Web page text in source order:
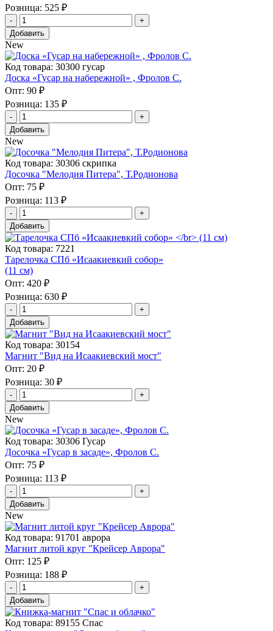
Розница: 525 ₽
Добавить
New
Код товара: 30300 гусар
Доска «Гусар на набережной» , Фролов С.
Опт: 90 ₽
Розница: 135 ₽
Добавить
New
Код товара: 30306 скрипка
Досочка "Мелодия Питера", Т.Родионова
Опт: 75 ₽
Розница: 113 ₽
Добавить
Код товара: 7221
Тарелочка СПб «Исаакиевкий собор»
(11 см)
Опт: 420 ₽
Розница: 630 ₽
Добавить
Код товара: 30154
Магнит "Вид на Исаакиевский мост"
Опт: 20 ₽
Розница: 30 ₽
Добавить
New
Код товара: 30306 Гусар
Досочка «Гусар в засаде», Фролов С.
Опт: 75 ₽
Розница: 113 ₽
Добавить
New
Код товара: 91701 аврора
Магнит литой круг "Крейсер Аврора"
Опт: 125 ₽
Розница: 188 ₽
Добавить
Код товара: 89155 Спас